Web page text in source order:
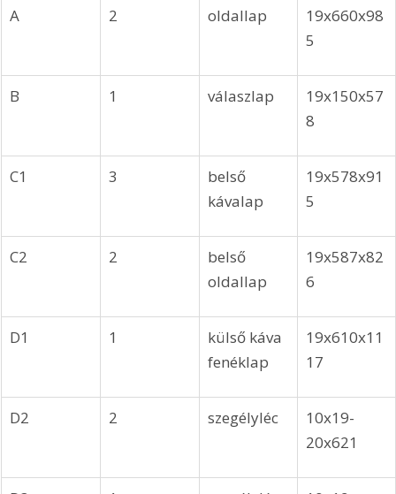
A 2 oldallap
19x660x98
5
B 1 válaszlap
19x150x57
8
C1 3
belső
kávalap
19x578x91
5
C2 2
belső
oldallap
19x587x82
6
D1 1
külső káva
fenéklap
19x610x11
17
D2 2 szegélyléc
10x19-
20x621